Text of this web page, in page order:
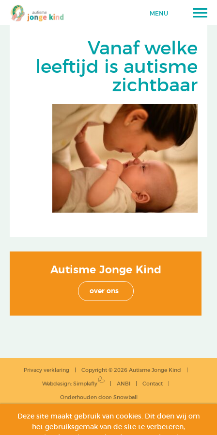
MENU
Vanaf welke
leeftijd is autisme
zichtbaar
Autisme Jonge Kind
over ons
Copyright © 2026 Autisme Jonge Kind
Privacy verklaring
Contact
ANBI
Webdesign: Simplefly
Onderhouden door: Snowball
Deze site maakt gebruik van cookies. Dit doen wij om
het gebruiksgemak van de site te verbeteren,